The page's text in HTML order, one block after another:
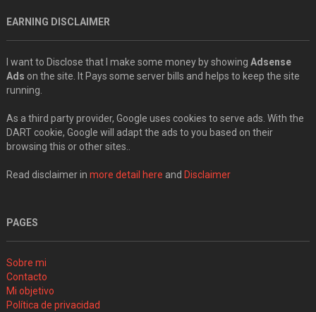
EARNING DISCLAIMER
I want to Disclose that I make some money by showing Adsense
Ads on the site. It Pays some server bills and helps to keep the site
running.
As a third party provider, Google uses cookies to serve ads. With the
DART cookie, Google will adapt the ads to you based on their
browsing this or other sites..
Read disclaimer in more detail here and Disclaimer
PAGES
Sobre mi
Contacto
Mi objetivo
Política de privacidad